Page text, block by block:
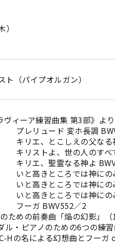
ト（パイプオルガン）
ィーア練習曲集 第3部》より
変ホ長調
しえの父なる神よ
世の人のすべての
霊なる神よ
ろでは神にのみ栄
ろでは神にのみ栄
ろでは神にのみ栄
／2
ための前奏曲「焔の幻影」（
ル・ピアノのための6つの練
Hの名による幻想曲とフーガ